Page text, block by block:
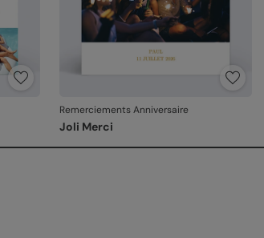
Remerciements Anniversaire
Joli Merci